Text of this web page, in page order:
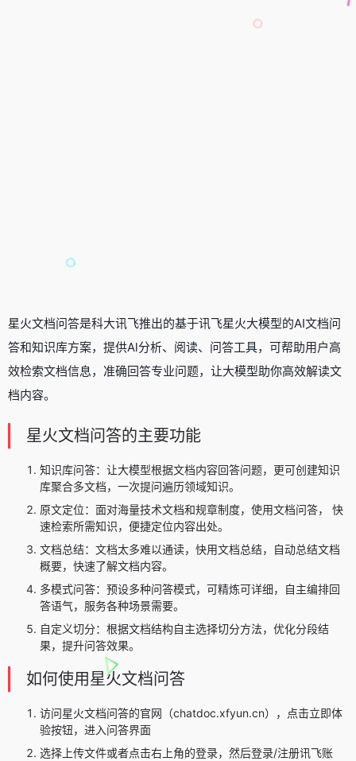
星火文档问答是科大讯飞推出的基于讯飞星火大模型的AI文档问
答和知识库方案，提供Al分析、阅读、问答工具，可帮助用户高
效检索文档信息，准确回答专业问题，让大模型助你高效解读文
档内容。
星火文档问答的主要功能
知识库问答：让大模型根据文档内容回答问题，更可创建知识
库聚合多文档，一次提问遍历领域知识。
原文定位：面对海量技术文档和规章制度，使用文档问答， 快
速检索所需知识，便捷定位内容出处。
文档总结：文档太多难以通读，快用文档总结，自动总结文档
概要，快速了解文档内容。
多模式问答：预设多种问答模式，可精炼可详细，自主编排回
答语气，服务各种场景需要。
自定义切分：根据文档结构自主选择切分方法，优化分段结
果，提升问答效果。
如何使用星火文档问答
访问星火文档问答的官网（chatdoc.xfyun.cn），点击立即体
验按钮，进入问答界面
选择上传文件或者点击右上角的登录，然后登录/注册讯飞账